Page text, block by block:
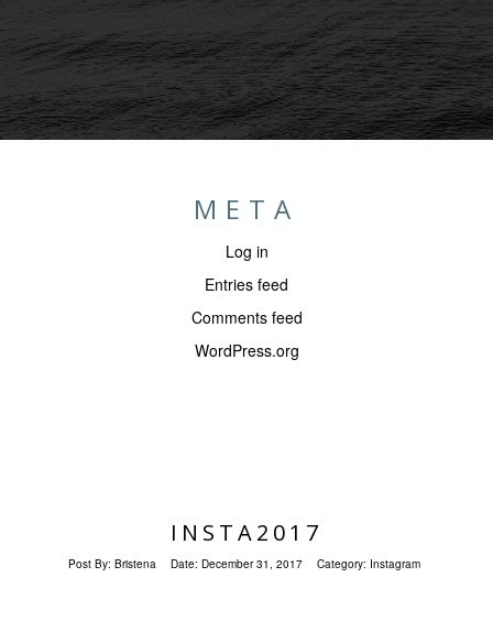
META
Log in
Entries feed
Comments feed
WordPress.org
INSTA2017
Post By: Bristena Date: December 31, 2017 Category: Instagram